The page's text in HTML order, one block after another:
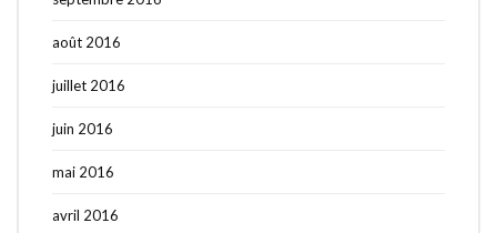
août 2016
juillet 2016
juin 2016
mai 2016
avril 2016